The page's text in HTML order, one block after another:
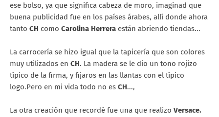
ese bolso, ya que significa cabeza de moro, imaginad que
buena publicidad fue en los países árabes, allí donde ahora
tanto CH como Carolina Herrera están abriendo tiendas...
La carrocería se hizo igual que la tapicería que son colores
muy utilizados en CH. La madera se le dio un tono rojizo
típico de la firma, y fijaros en las llantas con el típico
logo.Pero en mi vida todo no es CH...,
La otra creación que recordé fue una que realizo Versace.